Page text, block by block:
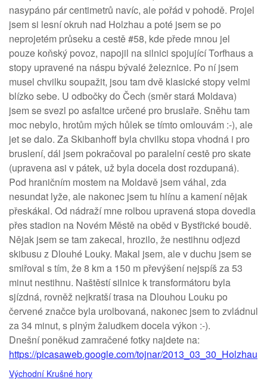
nasypáno pár centimetrů navíc, ale pořád v pohodě. Projel
jsem si lesní okruh nad Holzhau a poté jsem se po
neprojetém průseku a cestě #58, kde přede mnou jel
pouze koňský povoz, napojil na silnici spojující Torfhaus a
stopy upravené na náspu bývalé železnice. Po ní jsem
musel chvilku soupažit, jsou tam dvě klasické stopy velmi
blízko sebe. U odbočky do Čech (směr stará Moldava)
jsem se svezl po asfaltce určené pro bruslaře. Sněhu tam
moc nebylo, hrotům mých hůlek se tímto omlouvám :-), ale
jet se dalo. Za Skibanhoff byla chvilku stopa vhodná i pro
bruslení, dál jsem pokračoval po paralelní cestě pro skate
(upravena asi v pátek, už byla docela dost rozdupaná).
Pod hraničním mostem na Moldavě jsem váhal, zda
nesundat lyže, ale nakonec jsem tu hlínu a kamení nějak
přeskákal. Od nádraží mne rolbou upravená stopa dovedla
přes stadion na Novém Městě na oběd v Bystřické boudě.
Nějak jsem se tam zakecal, hrozilo, že nestihnu odjezd
skibusu z Dlouhé Louky. Makal jsem, ale v duchu jsem se
smiřoval s tím, že 8 km a 150 m převýšení nejspíš za 53
minut nestihnu. Naštěstí silnice k transformátoru byla
sjízdná, rovněž nejkratší trasa na Dlouhou Louku po
červené značce byla urolbovaná, nakonec jsem to zvládnul
za 34 minut, s plným žaludkem docela výkon :-).
Dnešní poněkud zamračené fotky najdete na:
https://picasaweb.google.com/tojnar/2013_03_30_Holzhau
Východní Krušné hory